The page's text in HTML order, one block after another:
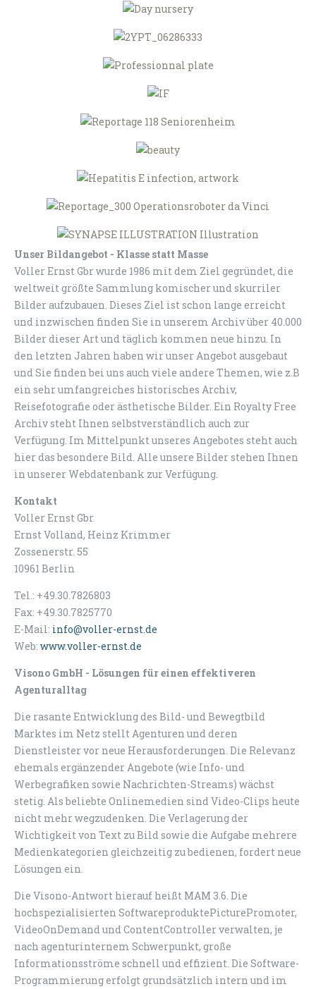
Unser Bildangebot - Klasse statt Masse
Voller Ernst Gbr wurde 1986 mit dem Ziel gegründet, die
weltweit größte Sammlung komischer und skurriler
Bilder aufzubauen. Dieses Ziel ist schon lange erreicht
und inzwischen finden Sie in unserem Archiv über 40.000
Bilder dieser Art und täglich kommen neue hinzu. In
den letzten Jahren haben wir unser Angebot ausgebaut
und Sie finden bei uns auch viele andere Themen, wie z.B
ein sehr umfangreiches historisches Archiv,
Reisefotografie oder ästhetische Bilder. Ein Royalty Free
Archiv steht Ihnen selbstverständlich auch zur
Verfügung. Im Mittelpunkt unseres Angebotes steht auch
hier das besondere Bild. Alle unsere Bilder stehen Ihnen
in unserer Webdatenbank zur Verfügung.
Kontakt
Voller Ernst Gbr
Ernst Volland, Heinz Krimmer
Zossenerstr. 55
10961 Berlin
Tel.: +49.30.7826803
Fax: +49.30.7825770
E-Mail: info@voller-ernst.de
Web: www.voller-ernst.de
Visono GmbH - Lösungen für einen effektiveren
Agenturalltag
Die rasante Entwicklung des Bild- und Bewegtbild
Marktes im Netz stellt Agenturen und deren
Dienstleister vor neue Herausforderungen. Die Relevanz
ehemals ergänzender Angebote (wie Info- und
Werbegrafiken sowie Nachrichten-Streams) wächst
stetig. Als beliebte Onlinemedien sind Video-Clips heute
nicht mehr wegzudenken. Die Verlagerung der
Wichtigkeit von Text zu Bild sowie die Aufgabe mehrere
Medienkategorien gleichzeitig zu bedienen, fordert neue
Lösungen ein.
Die Visono-Antwort hierauf heißt MAM 3.6. Die
hochspezialisierten SoftwareproduktePicturePromoter,
VideoOnDemand und ContentController verwalten, je
nach agenturinternem Schwerpunkt, große
Informationsströme schnell und effizient. Die Software-
Programmierung erfolgt grundsätzlich intern und im